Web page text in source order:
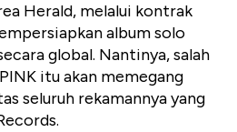
Herald, melalui kontrak
album solo
global. Nantinya, salah
itu akan memegang
seluruh rekamannya yang